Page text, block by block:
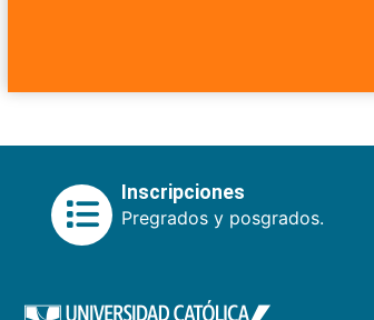
Inscripciones
Pregrados y posgrados.